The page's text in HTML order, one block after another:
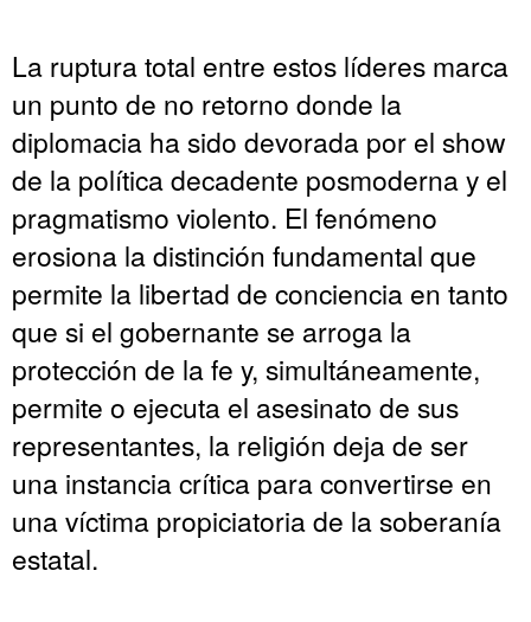
La ruptura total entre estos líderes marca
un punto de no retorno donde la
diplomacia ha sido devorada por el show
de la política decadente posmoderna y el
pragmatismo violento. El fenómeno
erosiona la distinción fundamental que
permite la libertad de conciencia en tanto
que si el gobernante se arroga la
protección de la fe y, simultáneamente,
permite o ejecuta el asesinato de sus
representantes, la religión deja de ser
una instancia crítica para convertirse en
una víctima propiciatoria de la soberanía
estatal.